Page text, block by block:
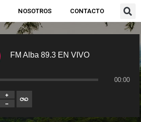
NOSOTROS CONTACTO
FM Alba 89.3 EN VIVO
00:00